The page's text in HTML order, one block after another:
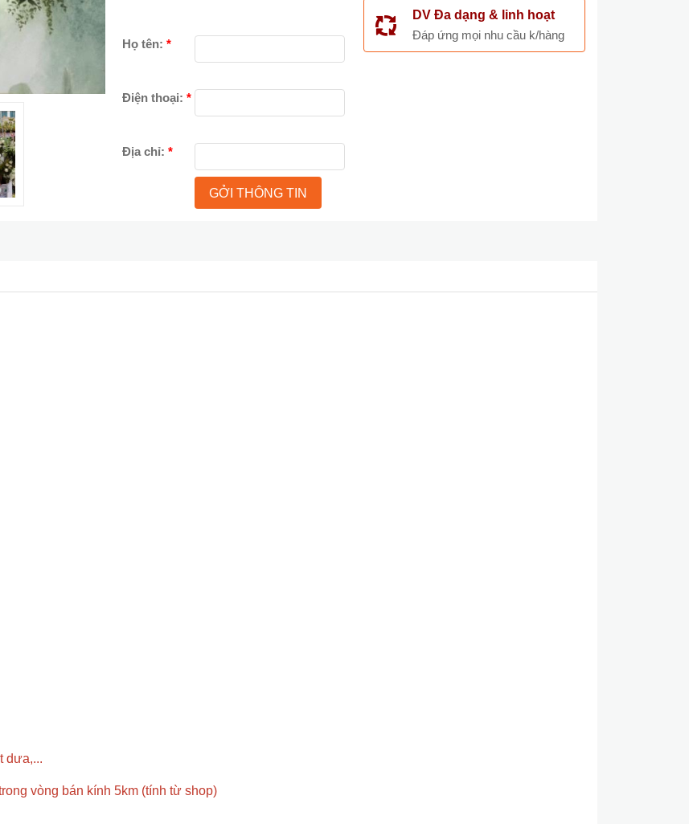
Họ tên:*
Điện thoại:*
Địa chỉ:*
DV Đa dạng & linh hoạt
Đáp ứng mọi nhu cầu k/hàng
dưa,...
vòng bán kính 5km (tính từ shop)